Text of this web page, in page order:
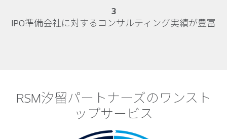
3
IPO準備会社に対するコンサルティング実績が豊富
RSM汐留パートナーズのワンスト
ップサービス